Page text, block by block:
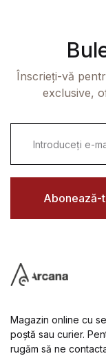
Înscrieți-vă
exclusive,
i
l
Abonează-
Magazin online cu
poștă sau curier.
rugăm să ne